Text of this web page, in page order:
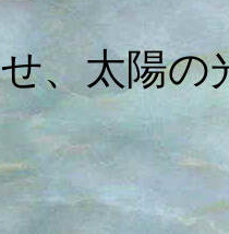
、太陽の